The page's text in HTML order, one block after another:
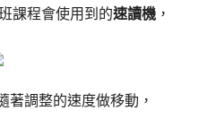
課程會使用到的速讀機 ，
著調整的速度做移動，